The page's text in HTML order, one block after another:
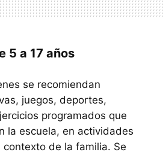
5 a 17 años
se recomiendan
juegos, deportes,
programados que
la escuela, en actividades
de la familia. Se